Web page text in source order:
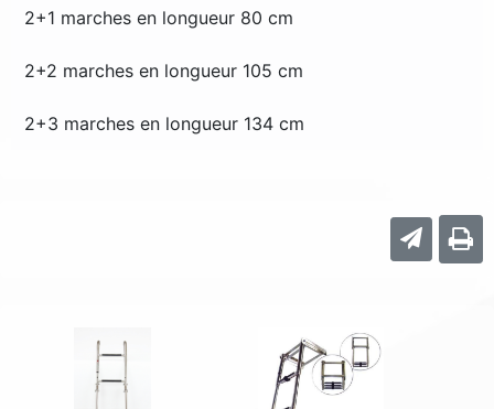
2+1 marches en longueur 80 cm
2+2 marches en longueur 105 cm
2+3 marches en longueur 134 cm